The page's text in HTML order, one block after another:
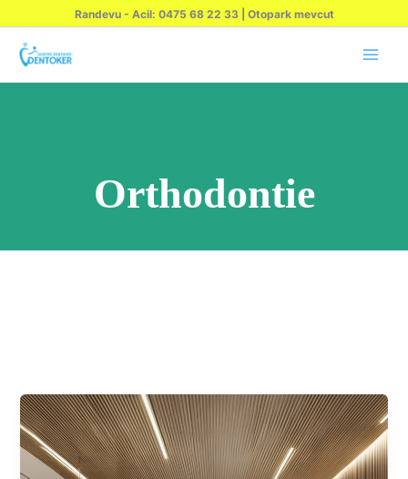
atla
Randevu - Acil: 0475 68 22 33 | Otopark mevcut
Orthodontie